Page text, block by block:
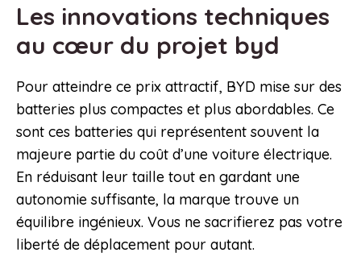
Les innovations techniques
au cœur du projet byd
Pour atteindre ce prix attractif, BYD mise sur des
batteries plus compactes et plus abordables. Ce
sont ces batteries qui représentent souvent la
majeure partie du coût d’une voiture électrique.
En réduisant leur taille tout en gardant une
autonomie suffisante, la marque trouve un
équilibre ingénieux. Vous ne sacrifierez pas votre
liberté de déplacement pour autant.